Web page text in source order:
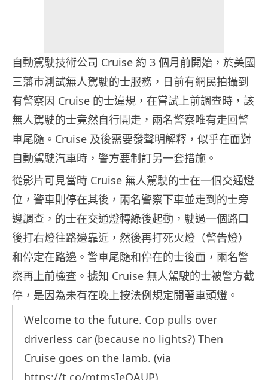
自動駕駛技術公司 Cruise 約 3 個月前開始，於美國
三藩市測試無人駕駛的士服務，日前有網民拍攝到
有警察因 Cruise 的士違規，在嘗試上前調查時，該
無人駕駛的士竟然自行開走，兩名警察唯有走回警
車尾隨。Cruise 及後需要發聲明解釋，似乎在面對
自動駕駛汽車時，警方要制訂另一套措施。
從影片可見當時 Cruise 無人駕駛的士在一個交通燈
位，警車則停在其後，兩名警察下車並走到的士旁
邊調查，的士在交通燈轉綠後起動，駛過一個路口
後打右燈往路邊靠近，然後再打死火燈（警告燈）
和停定在路邊。警車尾隨和停在的士後面，兩名警
察再上前檢查。據知 Cruise 無人駕駛的士被警方截
停，是因為未有在晚上按法例規定開著車頭燈。
Welcome to the future. Cop pulls over
driverless car (because no lights?) Then
Cruise goes on the lamb. (via